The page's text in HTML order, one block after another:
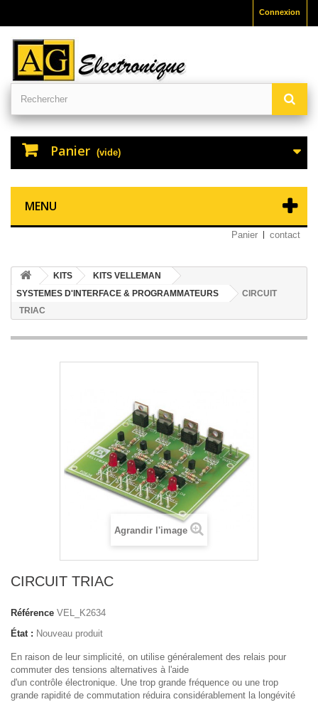
Connexion
Panier (vide)
MENU
Panier contact
KITS
KITS VELLEMAN
SYSTEMES D'INTERFACE & PROGRAMMATEURS
CIRCUIT
TRIAC
Agrandir l'image
CIRCUIT TRIAC
Référence VEL_K2634
État : Nouveau produit
En raison de leur simplicité, on utilise généralement des relais pour
commuter des tensions alternatives à l'aide
d'un contrôle électronique. Une trop grande fréquence ou une trop
grande rapidité de commutation réduira considérablement la longévité